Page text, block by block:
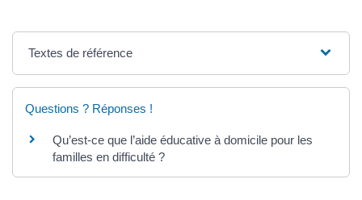
Textes de référence
Questions ? Réponses !
Qu’est-ce que l’aide éducative à domicile pour les
familles en difficulté ?